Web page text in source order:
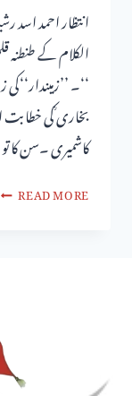
انتظار احمد اسد
الکلام کے
‘‘۔
بخاری ؒکی خطابت
کاشمیری ۔سن کا
READ MORE